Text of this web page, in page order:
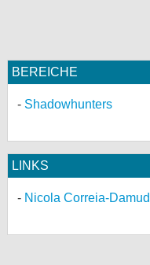
BEREICHE
Shadowhunters
LINKS
Nicola Correia-